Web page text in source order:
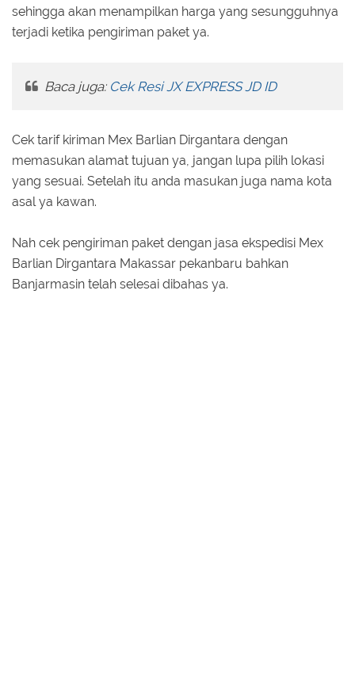
sehingga akan menampilkan harga yang sesungguhnya
terjadi ketika pengiriman paket ya.
Baca juga: Cek Resi JX EXPRESS JD ID
Cek tarif kiriman Mex Barlian Dirgantara dengan
memasukan alamat tujuan ya, jangan lupa pilih lokasi
yang sesuai. Setelah itu anda masukan juga nama kota
asal ya kawan.
Nah cek pengiriman paket dengan jasa ekspedisi Mex
Barlian Dirgantara Makassar pekanbaru bahkan
Banjarmasin telah selesai dibahas ya.